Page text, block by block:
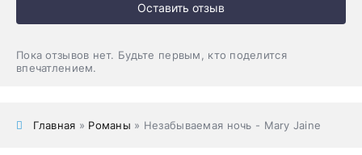
Оставить отзыв
Пока отзывов нет. Будьте первым, кто поделится
впечатлением.
Главная » Романы » Незабываемая ночь - Mary Jaine